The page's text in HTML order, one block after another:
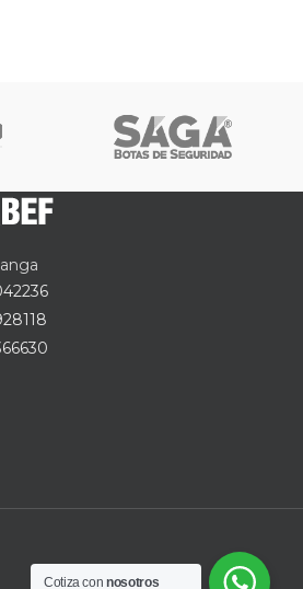
Cotiza connosotros